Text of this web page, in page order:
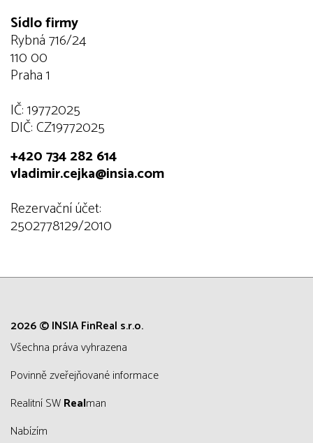
Sídlo firmy
Rybná 716/24
110 00
Praha 1
IČ: 19772025
DIČ: CZ19772025
+420 734 282 614
vladimir.cejka@insia.com
Rezervační účet:
2502778129/2010
2026 © INSIA FinReal s.r.o.
všechna práva vyhrazena
Povinně zveřejňované informace
Realitní SWRealman
Nabízím